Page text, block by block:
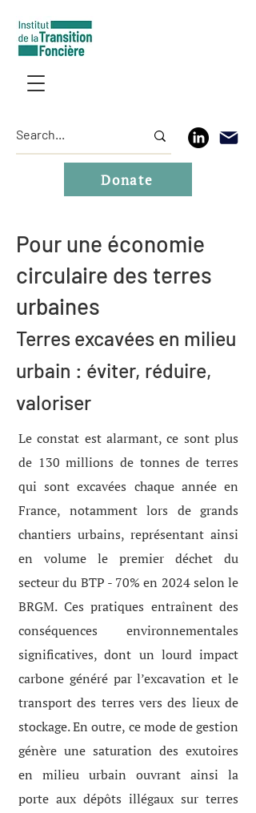
Donate
Pour une économie
circulaire des terres
urbaines
Terres excavées en milieu
urbain : éviter, réduire,
valoriser
Le constat est alarmant, ce sont plus
de 130 millions de tonnes de terres
qui sont excavées chaque année en
France, notamment lors de grands
chantiers urbains, représentant ainsi
en volume le premier déchet du
secteur du BTP - 70% en 2024 selon le
BRGM. Ces pratiques entraînent des
conséquences environnementales
significatives, dont un lourd impact
carbone généré par l’excavation et le
transport des terres vers des lieux de
stockage. En outre, ce mode de gestion
génère une saturation des exutoires
en milieu urbain ouvrant ainsi la
porte aux dépôts illégaux sur terres